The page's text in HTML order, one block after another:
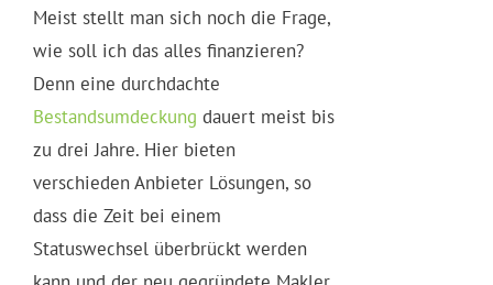
Meist stellt man sich noch die Frage,
wie soll ich das alles finanzieren?
Denn eine durchdachte
Bestandsumdeckung dauert meist bis
zu drei Jahre. Hier bieten
verschieden Anbieter Lösungen, so
dass die Zeit bei einem
Statuswechsel überbrückt werden